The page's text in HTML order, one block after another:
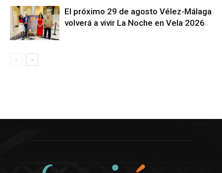
El próximo 29 de agosto Vélez-Málaga
volverá a vivir La Noche en Vela 2026